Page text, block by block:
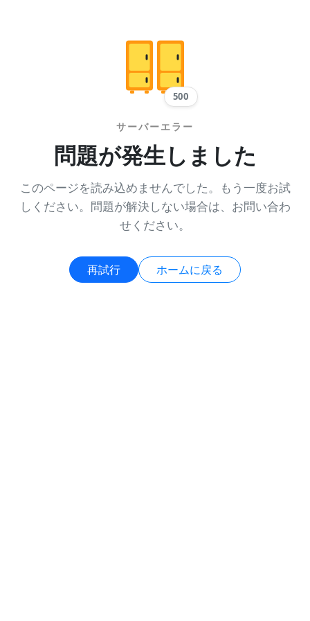
500
サーバーエラー
問題が発生しました
このページを読み込めませんでした。もう一度お試
しください。問題が解決しない場合は、お問い合わ
せください。
再試行 ホームに戻る